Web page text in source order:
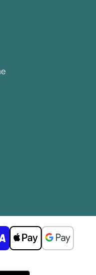
Tätä allergian
voivat aiheuttaa
on tästä tunnettu